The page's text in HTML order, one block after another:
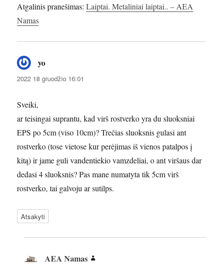
Atgalinis pranešimas:Laiptai. Metaliniai laiptai.. – AEA
Namas
yo
2022 18 gruodžio 16:01
Sveiki,
ar teisingai suprantu, kad virš rostverko yra du sluoksniai
EPS po 5cm (viso 10cm)? Trečias sluoksnis gulasi ant
rostverko (tose vietose kur perėjimas iš vienos patalpos į
kitą) ir jame guli vandentiekio vamzdeliai, o ant viršaus dar
dedasi 4 sluoksnis? Pas mane numatyta tik 5cm virš
rostverko, tai galvoju ar sutilps.
Atsakyti
AEA Namas